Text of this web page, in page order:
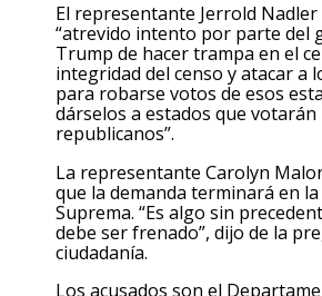
El representante Jerrold
“atrevido intento por parte del
Trump de hacer trampa en el
integridad del censo y atacar a
para robarse votos de esos
dárselos a estados que
republicanos”.
La representante Carolyn
que la demanda terminará en
Suprema. “Es algo sin
debe ser frenado”, dijo de la
ciudadanía.
Los acusados son el